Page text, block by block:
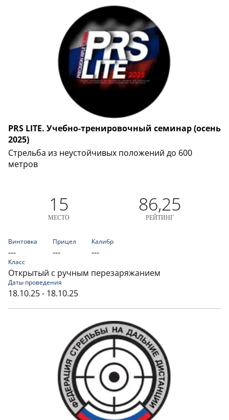
PRS LITE. Учебно-тренировочный семинар (осень
2025)
Cтрельба из неустойчивых положений до 600
метров
15
МЕСТО
86,25
РЕЙТИНГ
Винтовка
---
Прицел
---
Калибр
---
Класс
Открытый с ручным перезаряжанием
Даты проведения
18.10.25 - 18.10.25